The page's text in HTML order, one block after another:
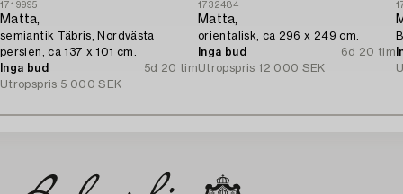
1719995
Matta,
semiantik Täbris, Nordvästa
persien, ca 137 x 101 cm.
Inga bud
5d 20 tim
Utropspris 5 000 SEK
1732484
Matta,
orientalisk, ca 296 x 249 cm.
Inga bud
6d 20 tim
Utropspris 12 000 SEK